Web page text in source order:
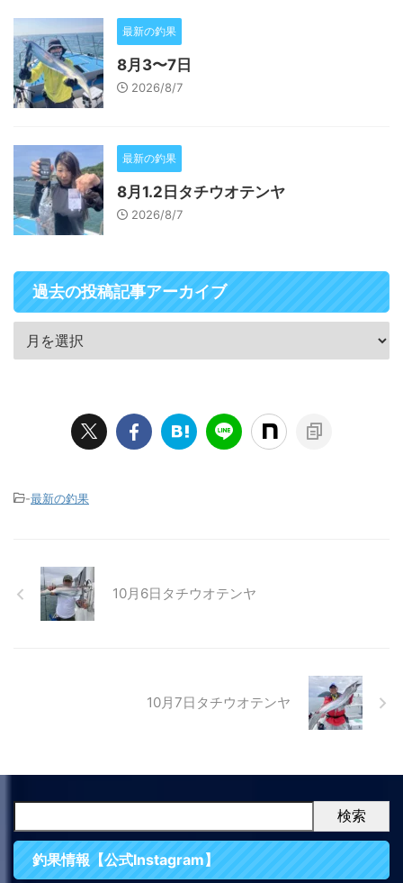
最新の釣果
8月3〜7日
2026/8/7
最新の釣果
8月1.2日タチウオテンヤ
2026/8/7
過去の投稿記事アーカイブ
-最新の釣果
10月6日タチウオテンヤ
10月7日タチウオテンヤ
検索
釣果情報【公式Instagram】